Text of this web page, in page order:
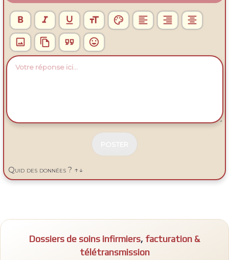
      


  
P
A
M
Quid des données ? ↑↓
Dossiers de soins infirmiers, facturation &
télétransmission